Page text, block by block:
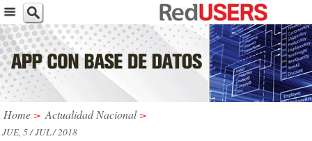
Home > Actualidad Nacional >
JUE, 5 / JUL / 2018